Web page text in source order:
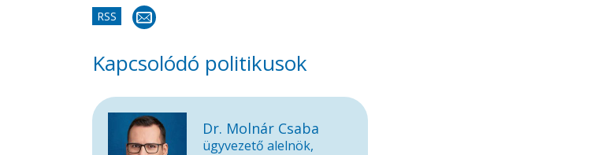
RSS
Kapcsolódó politikusok
Dr. Molnár Csaba
ügyvezető alelnök,